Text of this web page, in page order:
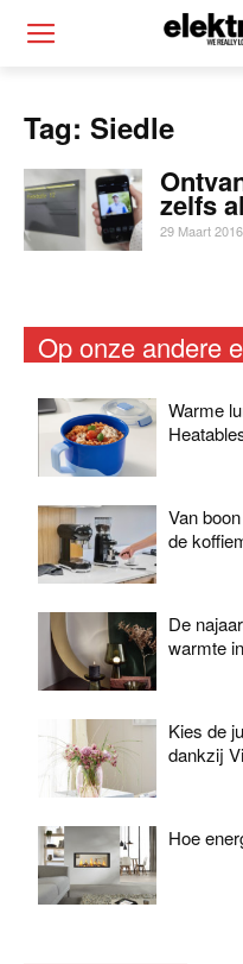
Tag: Siedle
zelfs
29 Maart 2016
Op onze andere
Warme
Van
de
De
warmte
Kies de
dankzij
Hoe